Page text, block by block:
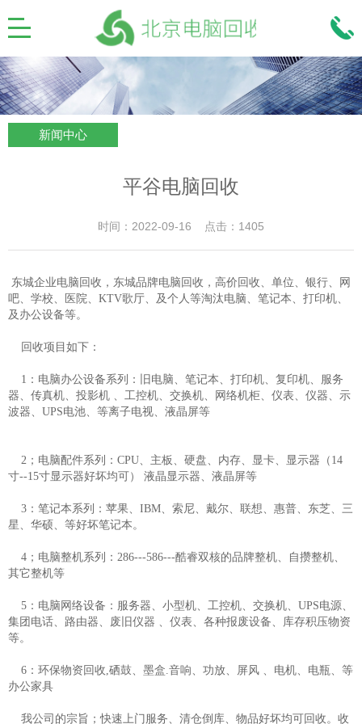
新闻中心
平谷电脑回收
时间：2022-09-16 点击：1405
东城企业电脑回收，东城品牌电脑回收，高价回收、单位、银行、网
吧、学校、医院、KTV歌厅、及个人等淘汰电脑、笔记本、打印机、
及办公设备等。
回收项目如下：
1：电脑办公设备系列：旧电脑、笔记本、打印机、复印机、服务
器、传真机、投影机 、工控机、交换机、网络机柜、仪表、仪器、示
波器、UPS电池、等离子电视、液晶屏等
2；电脑配件系列：CPU、主板、硬盘、内存、显卡、显示器（14
寸--15寸显示器好坏均可） 液晶显示器、液晶屏等
3：笔记本系列：苹果、IBM、索尼、戴尔、联想、惠普、东芝、三
星、华硕、等好坏笔记本。
4；电脑整机系列：286---586---酷睿双核的品牌整机、自攒整机、
其它整机等
5：电脑网络设备：服务器、小型机、工控机、交换机、UPS电源、
集团电话、路由器、废旧仪器 、仪表、各种报废设备、库存积压物资
等。
6：环保物资回收,硒鼓、墨盒.音响、功放、屏风 、电机、电瓶、等
办公家具
我公司的宗旨；快速上门服务、清仓倒库、物品好坏均可回收。收